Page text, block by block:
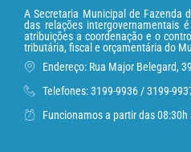
A Secretaria Municipal de Fazenda
das relações intergovernamentais
atribuições a coordenação e o
tributária, fiscal e orçamentária do
Endereço: Rua Major Belegard,
Telefones: 3199-9936 / 3199-
Funcionamos a partir das 08:30h